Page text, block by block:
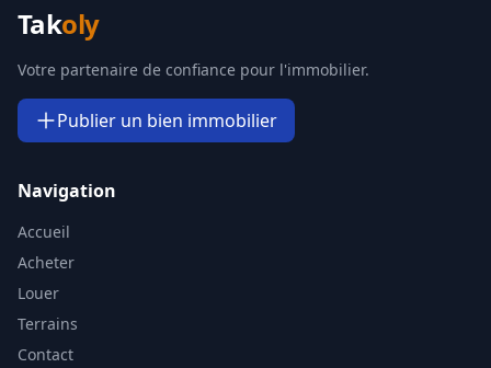
Takoly
Votre partenaire de confiance pour l'immobilier.
Publier un bien immobilier
Navigation
Accueil
Acheter
Louer
Terrains
Contact